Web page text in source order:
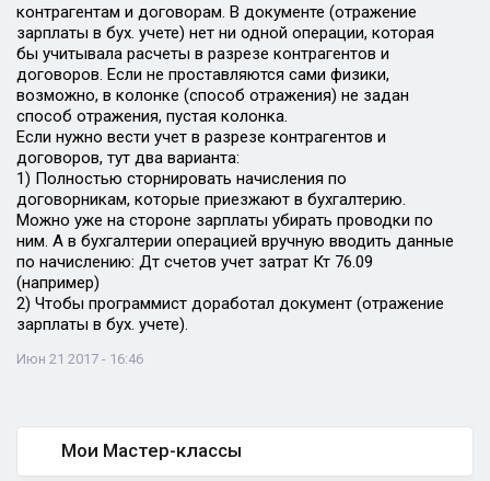
контрагентам и договорам. В документе (отражение
зарплаты в бух. учете) нет ни одной операции, которая
бы учитывала расчеты в разрезе контрагентов и
договоров. Если не проставляются сами физики,
возможно, в колонке (способ отражения) не задан
способ отражения, пустая колонка.
Если нужно вести учет в разрезе контрагентов и
договоров, тут два варианта:
1) Полностью сторнировать начисления по
договорникам, которые приезжают в бухгалтерию.
Можно уже на стороне зарплаты убирать проводки по
ним. А в бухгалтерии операцией вручную вводить данные
по начислению: Дт счетов учет затрат Кт 76.09
(например)
2) Чтобы программист доработал документ (отражение
зарплаты в бух. учете).
Июн 21 2017 - 16:46
Мои Мастер-классы